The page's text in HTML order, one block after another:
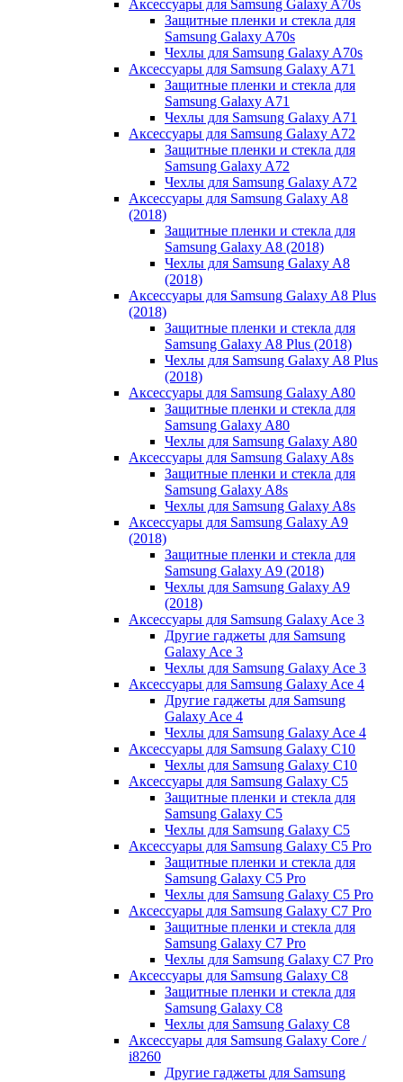
Аксессуары для Samsung Galaxy A70s
Защитные пленки и стекла для
Samsung Galaxy A70s
Чехлы для Samsung Galaxy A70s
Аксессуары для Samsung Galaxy A71
Защитные пленки и стекла для
Samsung Galaxy A71
Чехлы для Samsung Galaxy A71
Аксессуары для Samsung Galaxy A72
Защитные пленки и стекла для
Samsung Galaxy A72
Чехлы для Samsung Galaxy A72
Аксессуары для Samsung Galaxy A8
(2018)
Защитные пленки и стекла для
Samsung Galaxy A8 (2018)
Чехлы для Samsung Galaxy A8
(2018)
Аксессуары для Samsung Galaxy A8 Plus
(2018)
Защитные пленки и стекла для
Samsung Galaxy A8 Plus (2018)
Чехлы для Samsung Galaxy A8 Plus
(2018)
Аксессуары для Samsung Galaxy A80
Защитные пленки и стекла для
Samsung Galaxy A80
Чехлы для Samsung Galaxy A80
Аксессуары для Samsung Galaxy A8s
Защитные пленки и стекла для
Samsung Galaxy A8s
Чехлы для Samsung Galaxy A8s
Аксессуары для Samsung Galaxy A9
(2018)
Защитные пленки и стекла для
Samsung Galaxy A9 (2018)
Чехлы для Samsung Galaxy A9
(2018)
Аксессуары для Samsung Galaxy Ace 3
Другие гаджеты для Samsung
Galaxy Ace 3
Чехлы для Samsung Galaxy Ace 3
Аксессуары для Samsung Galaxy Ace 4
Другие гаджеты для Samsung
Galaxy Ace 4
Чехлы для Samsung Galaxy Ace 4
Аксессуары для Samsung Galaxy C10
Чехлы для Samsung Galaxy C10
Аксессуары для Samsung Galaxy C5
Защитные пленки и стекла для
Samsung Galaxy C5
Чехлы для Samsung Galaxy C5
Аксессуары для Samsung Galaxy C5 Pro
Защитные пленки и стекла для
Samsung Galaxy C5 Pro
Чехлы для Samsung Galaxy C5 Pro
Аксессуары для Samsung Galaxy C7 Pro
Защитные пленки и стекла для
Samsung Galaxy C7 Pro
Чехлы для Samsung Galaxy C7 Pro
Аксессуары для Samsung Galaxy C8
Защитные пленки и стекла для
Samsung Galaxy C8
Чехлы для Samsung Galaxy C8
Аксессуары для Samsung Galaxy Core /
i8260
Другие гаджеты для Samsung